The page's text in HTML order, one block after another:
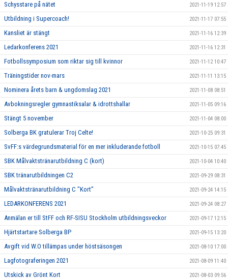
Schysstare på nätet 2021-11-19 12:57
Utbildning i Supercoach! 2021-11-17 07:55
Kansliet är stängt 2021-11-16 12:39
Ledarkonferens 2021 2021-11-16 12:31
Fotbollssymposium som riktar sig till kvinnor 2021-11-12 10:47
Träningstider nov-mars 2021-11-11 13:15
Nominera årets barn & ungdomslag 2021 2021-11-08 08:51
Avbokningsregler gymnastiksalar & idrottshallar 2021-11-05 09:16
Stängt 5 november 2021-11-04 08:00
Solberga BK gratulerar Troj Celte! 2021-10-25 09:31
SvFF:s värdegrundsmaterial för en mer inkluderande fotboll 2021-10-15 07:45
SBK Målvaktstränarutbildning C (kort) 2021-10-04 10:40
SBK tränarutbildningen C2 2021-09-29 08:31
Målvaktstränarutbildning C "Kort” 2021-09-24 14:15
LEDARKONFERENS 2021 2021-09-24 08:27
Anmälan er till StFF och RF-SISU Stockholm utbildningsveckor 2021-09-17 12:15
Hjärtstartare Solberga BP 2021-09-15 13:20
Avgift vid W.O tillämpas under höstsäsongen 2021-08-10 17:00
Lagfotograferingen 2021 2021-08-09 11:40
Utskick av Grönt Kort 2021-08-03 09:56